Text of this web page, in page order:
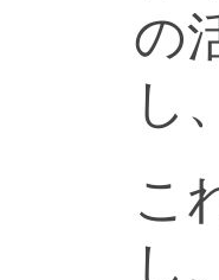
の
し
こ
し